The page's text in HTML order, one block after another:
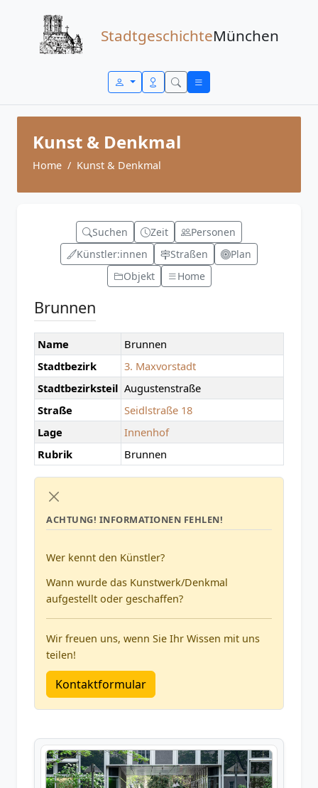
StadtgeschichteMünchen
Kunst & Denkmal
Home Kunst & Denkmal
Suchen Zeit
Personen
Künstler:innen
Straßen
Plan
Objekt
Home
Brunnen
Name
Brunnen
Stadtbezirk
3. Maxvorstadt
Stadtbezirksteil Augustenstraße
Straße
Seidlstraße 18
Lage
Innenhof
Rubrik
Brunnen
ACHTUNG! INFORMATIONEN FEHLEN!
Wer kennt den Künstler?
Wann wurde das Kunstwerk/Denkmal
aufgestellt oder geschaffen?
Wir freuen uns, wenn Sie Ihr Wissen mit uns
teilen!
Kontaktformular